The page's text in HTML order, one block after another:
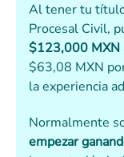
Al tener tu
Procesal Civil,
$123,000 MXN
$63,08 MXN
la experiencia
Normalmente
empezar